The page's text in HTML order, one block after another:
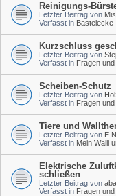
Reinigungs-
Letzter Beitrag von
Verfasst in Bastelecke
Kurzschluss
Letzter Beitrag von
Verfasst in Fragen
Scheiben-Schutz
Letzter Beitrag von
Verfasst in Fragen
Tiere und
Letzter Beitrag von E
Verfasst in Mein Walli
Elektrische
schließen
Letzter Beitrag von
Verfasst in Fragen